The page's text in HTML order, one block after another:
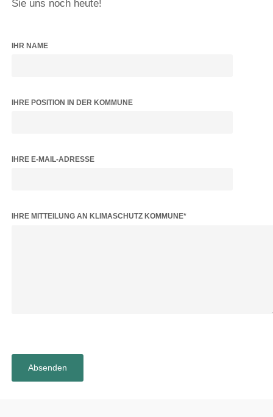
Sie uns noch heute!
IHR NAME
IHRE POSITION IN DER KOMMUNE
IHRE E-MAIL-ADRESSE
BITTE LASSE DIESES FELD LEER.
IHRE MITTEILUNG AN KLIMASCHUTZ KOMMUNE*